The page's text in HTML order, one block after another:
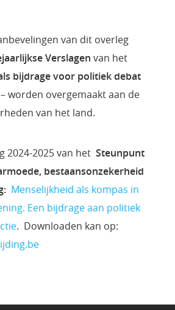
van dit overleg
Verslagen van het
bijdrage voor politiek debat
worden overgemaakt aan de
van het land.
2024-2025 van hetSteunpunt
bestaansonzekerheid
Menselijkheid als kompas in
Een bijdrage aan politiek
. Downloaden kan op: